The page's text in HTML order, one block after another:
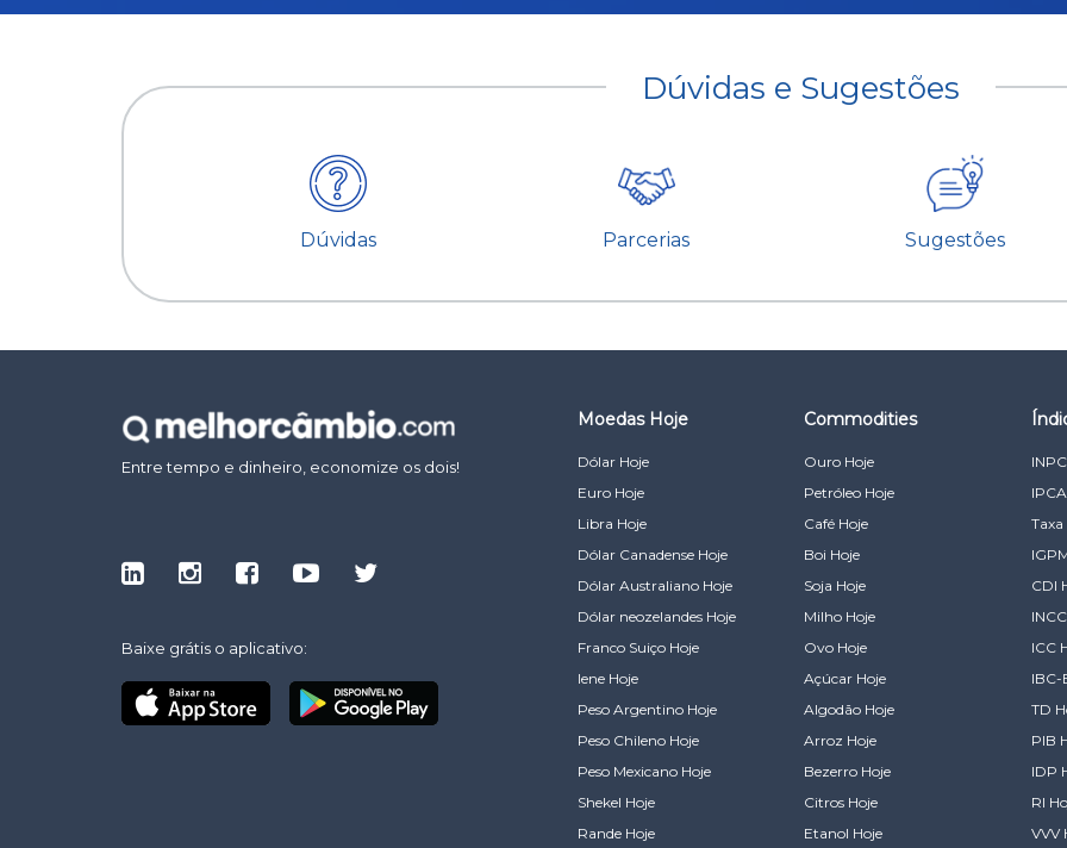
Dúvidas e Sugestões
Dúvidas Parcerias Sugestões
Entre tempo e dinheiro, economize os dois!
Baixe grátis o aplicativo:
Moedas Hoje
Dólar Hoje
Euro Hoje
Libra Hoje
Dólar Canadense Hoje
Dólar Australiano Hoje
Dólar neozelandes Hoje
Franco Suiço Hoje
Iene Hoje
Peso Argentino Hoje
Peso Chileno Hoje
Peso Mexicano Hoje
Shekel Hoje
Rande Hoje
Commodities
Ouro Hoje
Petróleo Hoje
Café Hoje
Boi Hoje
Soja Hoje
Milho Hoje
Ovo Hoje
Açúcar Hoje
Algodão Hoje
Arroz Hoje
Bezerro Hoje
Citros Hoje
Etanol Hoje
Taxa
CDI
ICC
IBC-
TD
PIB
IDP
RI
VVV